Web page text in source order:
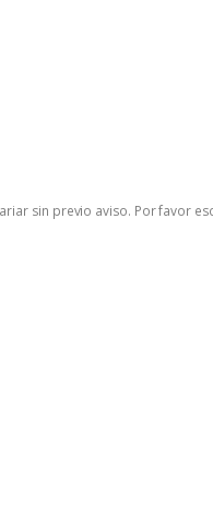
sin previo aviso. Por favor